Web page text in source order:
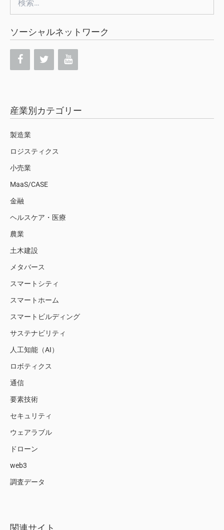
索:
ソーシャルネットワーク
産業別カテゴリー
製造業
ロジスティクス
小売業
MaaS/CASE
金融
ヘルスケア・医療
農業
土木建設
メタバース
スマートシティ
スマートホーム
スマートビルディング
サステナビリティ
人工知能（AI）
ロボティクス
通信
要素技術
セキュリティ
ウェアラブル
ドローン
web3
調査データ